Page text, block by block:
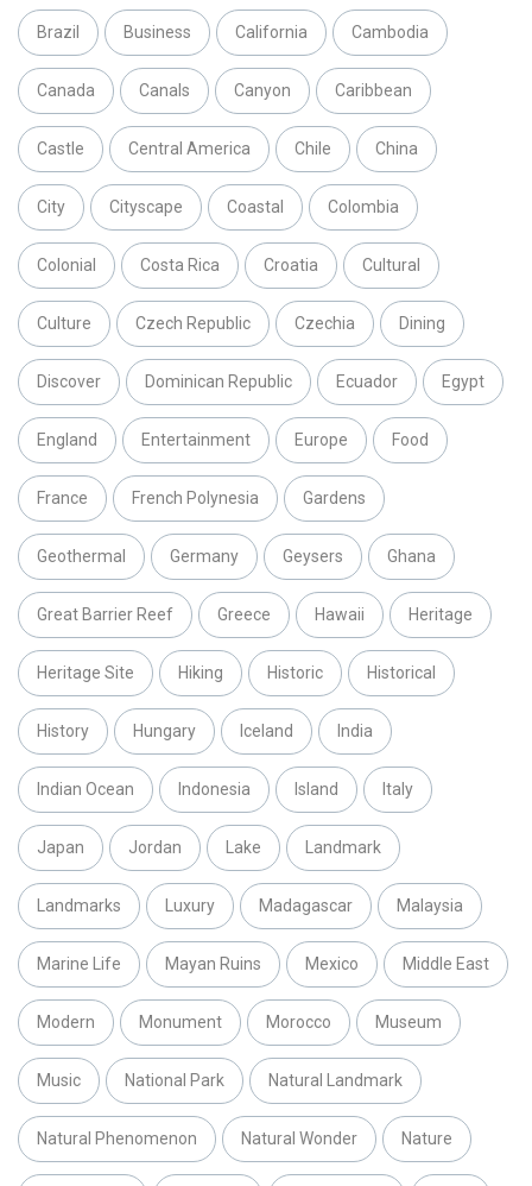
Brazil Business California Cambodia
Canada Canals Canyon Caribbean
Castle Central America Chile China
City Cityscape Coastal Colombia
Colonial Costa Rica Croatia Cultural
Culture Czech Republic Czechia Dining
Discover Dominican Republic Ecuador Egypt
England Entertainment Europe Food
France French Polynesia Gardens
Geothermal Germany Geysers Ghana
Great Barrier Reef Greece Hawaii Heritage
Heritage Site Hiking Historic Historical
History Hungary Iceland India
Indian Ocean Indonesia Island Italy
Japan Jordan Lake Landmark
Landmarks Luxury Madagascar Malaysia
Marine Life Mayan Ruins Mexico Middle East
Modern Monument Morocco Museum
Music National Park Natural Landmark
Natural Phenomenon Natural Wonder Nature